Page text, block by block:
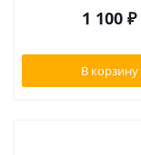
1 100 ₽
В корзину